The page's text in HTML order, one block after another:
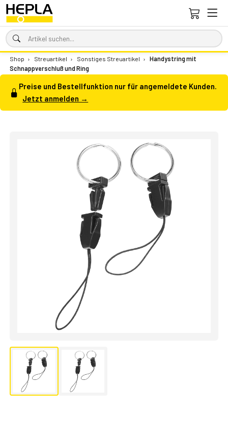
Shop › Streuartikel › Sonstiges Streuartikel ›
Handystring mit
Schnappverschluß und Ring
Preise und Bestellfunktion nur für angemeldete Kunden.
Jetzt anmelden →